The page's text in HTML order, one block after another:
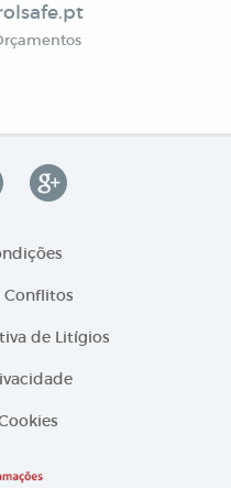
Conflitos
de Litígios